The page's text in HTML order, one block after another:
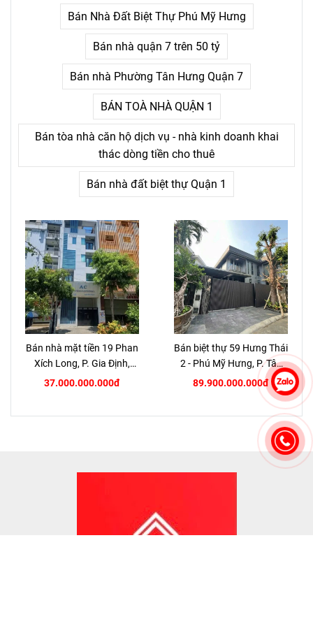
điểm kết.
Bán Nhà Đất Biệt Thự Phú Mỹ Hưng
Bán nhà quận 7 trên 50 tỷ
Bán nhà Phường Tân Hưng Quận 7
BÁN TOÀ NHÀ QUẬN 1
Bán tòa nhà căn hộ dịch vụ - nhà kinh doanh khai
thác dòng tiền cho thuê
Bán nhà đất biệt thự Quận 1
Bán nhà mặt tiền 19 Phan
Xích Long, P. Gia Định,
TP.HCM
37.000.000.000đ
Bán biệt thự 59 Hưng Thái
2 - Phú Mỹ Hưng, P. Tân
Hưng, Quận 7
89.900.000.000đ